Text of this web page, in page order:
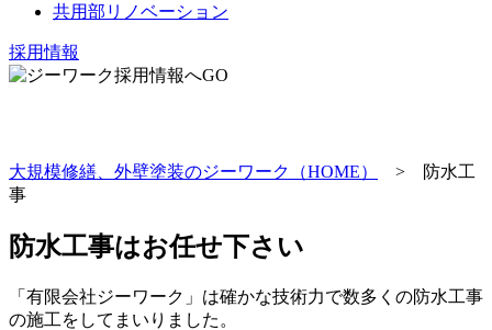
共用部リノベーション
採用情報
大規模修繕、外壁塗装のジーワーク（HOME）
> 防水工
事
防水工事はお任せ下さい
「有限会社ジーワーク」は確かな技術力で数多くの防水工事
の施工をしてまいりました。